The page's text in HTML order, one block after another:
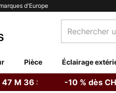
d'Europe
un
catégorie...
Pièce Éclairage
M 35 S -10 % dès